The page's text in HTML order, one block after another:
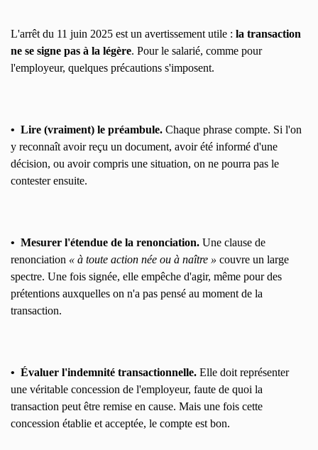
L'arrêt du 11 juin 2025 est un avertissement utile : la transaction
ne se signe pas à la légère. Pour le salarié, comme pour
l'employeur, quelques précautions s'imposent.
• Lire (vraiment) le préambule. Chaque phrase compte. Si l'on
y reconnaît avoir reçu un document, avoir été informé d'une
décision, ou avoir compris une situation, on ne pourra pas le
contester ensuite.
• Mesurer l'étendue de la renonciation. Une clause de
renonciation « à toute action née ou à naître » couvre un large
spectre. Une fois signée, elle empêche d'agir, même pour des
prétentions auxquelles on n'a pas pensé au moment de la
transaction.
• Évaluer l'indemnité transactionnelle. Elle doit représenter
une véritable concession de l'employeur, faute de quoi la
transaction peut être remise en cause. Mais une fois cette
concession établie et acceptée, le compte est bon.